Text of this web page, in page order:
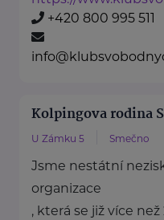
+420 800 995 511
Kolpingova rodina
U Zámku 5 Smečno
Jsme nestátní
organizace
, která se již více než